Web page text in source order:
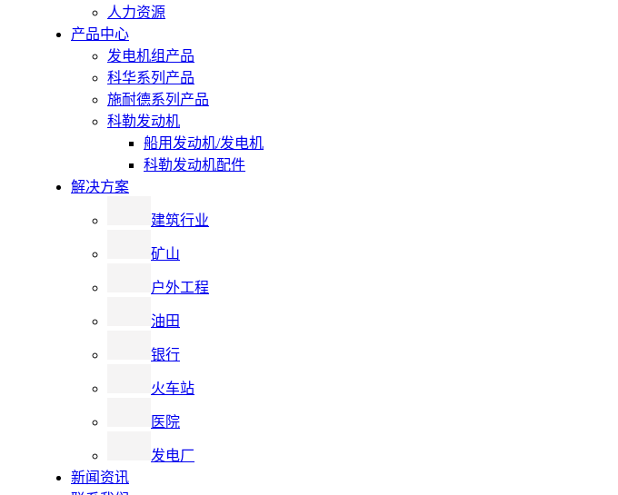
人力资源
产品中心
发电机组产品
科华系列产品
施耐德系列产品
科勒发动机
船用发动机/发电机
科勒发动机配件
解决方案
建筑行业
矿山
户外工程
油田
银行
火车站
医院
发电厂
新闻资讯